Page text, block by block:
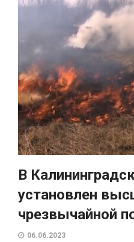
В
установлен
чрезвычайной
06.06.2023